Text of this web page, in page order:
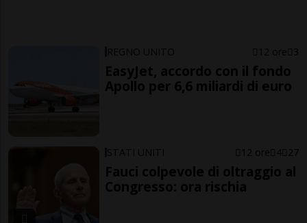
REGNO UNITO 12 ore 3
EasyJet, accordo con il fondo
Apollo per 6,6 miliardi di euro
STATI UNITI 12 ore 4 27
Fauci colpevole di oltraggio al
Congresso: ora rischia